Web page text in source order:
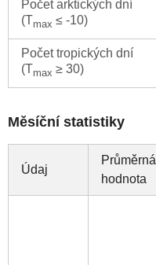
Počet arktických dní
(Tmax ≤ -10)
Počet tropických dní
(Tmax ≥ 30)
Měsíční statistiky
Údaj
Průměrná
hodnota